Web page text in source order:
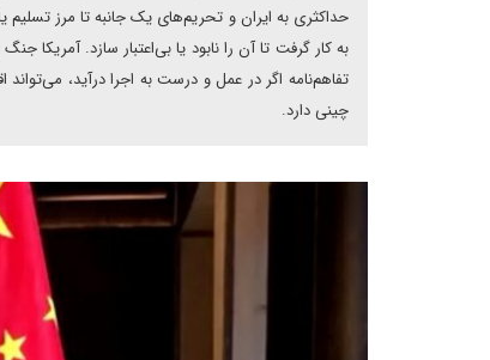
حداکثری به ایران و تحریم‌های یک جانبه تا مرز
به کار گرفت تا آن را نابود یا بی‌اعتبار سازد. آمریکا
تفاهم‌نامه اگر در عمل و درست به اجرا درآید،
چینی دارد.